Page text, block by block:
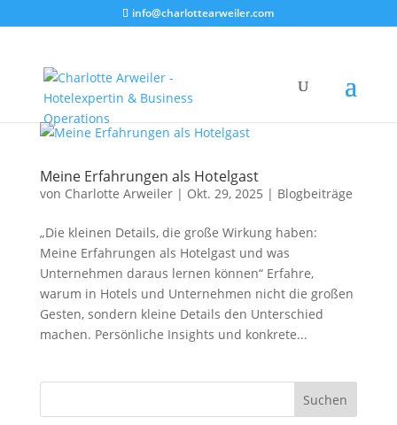
info@charlottearweiler.com
Meine Erfahrungen als Hotelgast
von Charlotte Arweiler| Okt. 29, 2025 | Blogbeiträge
„Die kleinen Details, die große Wirkung haben:
Meine Erfahrungen als Hotelgast und was
Unternehmen daraus lernen können“ Erfahre,
warum in Hotels und Unternehmen nicht die großen
Gesten, sondern kleine Details den Unterschied
machen. Persönliche Insights und konkrete...
Suchen